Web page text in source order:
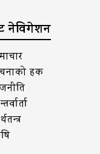
नेविगेशन
हक